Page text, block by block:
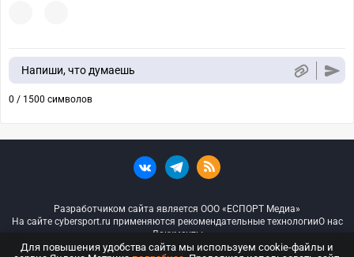
Напиши, что думаешь
0 / 1500 символов
Разработчиком сайта является ООО «ЕСПОРТ Медиа»
На сайте cybersport.ru применяются рекомендательные технологииО нас
Документы
Для повышения удобства сайта мы используем cookie-файлы и